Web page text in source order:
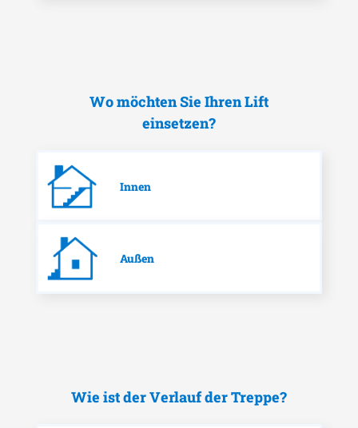
Wo möchten Sie Ihren Lift
einsetzen?
Innen
Außen
Wie ist der Verlauf der Treppe?